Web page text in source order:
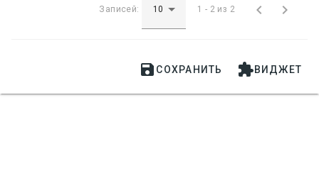
Записей: 1 - 2 из 2  
 СОХРАНИТЬ ВИДЖЕТ